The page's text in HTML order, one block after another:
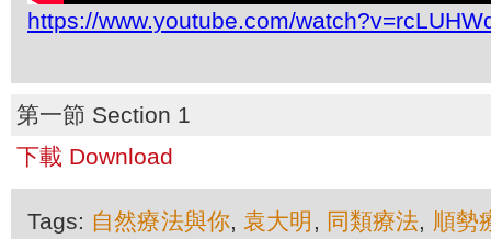
https://www.youtube.com/
第一節 Section 1
下載 Download
Tags: 自然療法與你,袁大明 , 同類療法, 順勢